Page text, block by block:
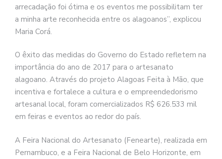
arrecadação foi ótima e os eventos me possibilitam ter
a minha arte reconhecida entre os alagoanos”, explicou
Maria Corá.
O êxito das medidas do Governo do Estado refletem na
importância do ano de 2017 para o artesanato
alagoano. Através do projeto Alagoas Feita à Mão, que
incentiva e fortalece a cultura e o empreendedorismo
artesanal local, foram comercializados R$ 626.533 mil
em feiras e eventos ao redor do país.
A Feira Nacional do Artesanato (Fenearte), realizada em
Pernambuco, e a Feira Nacional de Belo Horizonte, em